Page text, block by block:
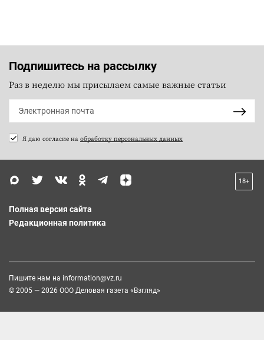
Подпишитесь на рассылку
Раз в неделю мы присылаем самые важные статьи
Я даю согласие на обработку персональных данных
18+
Полная версия сайта
Редакционная политика
Пишите нам на information@vz.ru
© 2005 — 2026 ООО Деловая газета «Взгляд»